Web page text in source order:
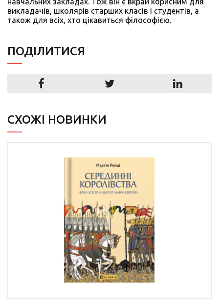
викладачів, школярів старших класів і студентів, а
також для всіх, хто цікавиться філософією.
ПОДIЛИТИСЯ
СХОЖІ НОВИНКИ